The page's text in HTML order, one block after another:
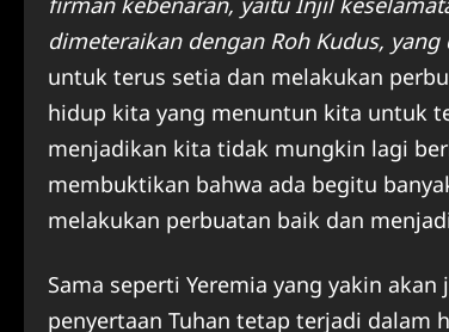
dimeteraikan dengan Roh Kudus,
untuk terus setia dan melakukan
hidup kita yang menuntun kita untuk
menjadikan kita tidak mungkin lagi
membuktikan bahwa ada begitu
melakukan perbuatan baik dan
Sama seperti Yeremia yang yakin
penyertaan Tuhan tetap terjadi dalam